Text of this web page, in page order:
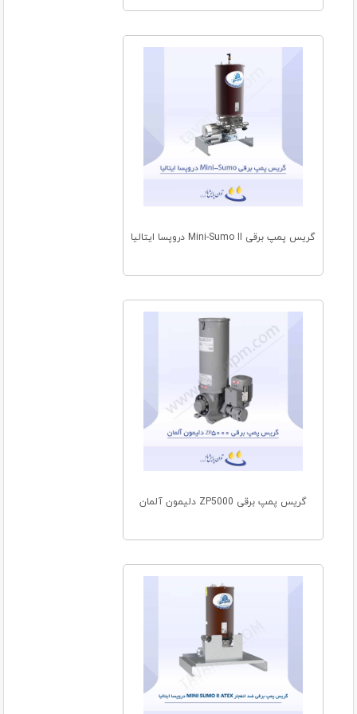
گریس پمپ برقی Mini-Sumo II دروپسا ایتالیا
گریس پمپ برقی ZP5000 دلیمون آلمان